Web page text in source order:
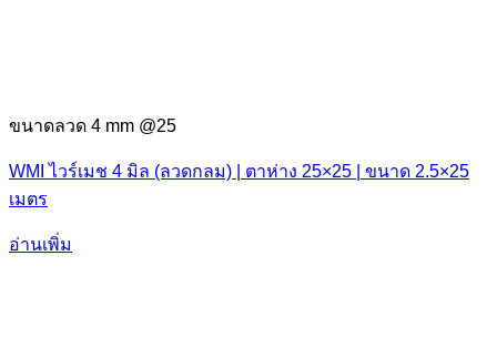
ขนาดลวด 4 mm @25
WMI ไวร์เมช 4 มิล (ลวดกลม) | ตาห่าง 25×25 | ขนาด 2.5×25
เมตร
อ่านเพิ่ม